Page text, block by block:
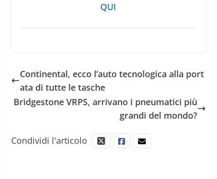
QUI
Continental, ecco l’auto tecnologica alla port
ata di tutte le tasche
Bridgestone VRPS, arrivano i pneumatici più
grandi del mondo?
Condividi l'articolo